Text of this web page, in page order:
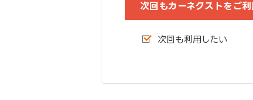
次回もカーネクストをご
次回も利用したい